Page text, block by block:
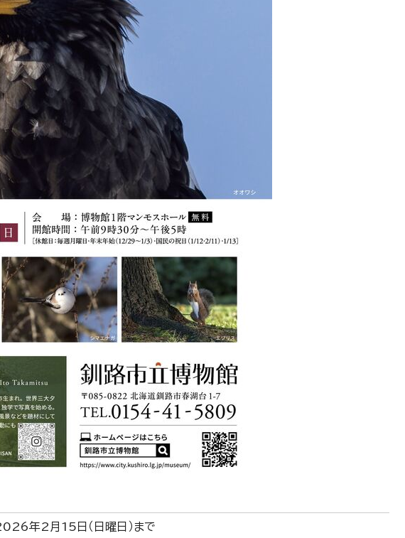
年2月15日（日曜日）まで